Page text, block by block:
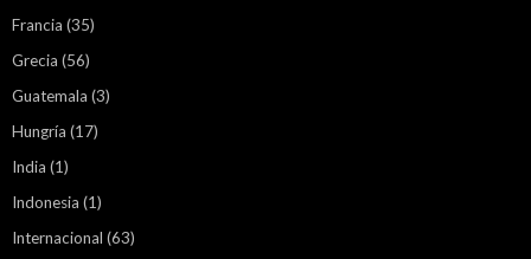
Francia (35)
Grecia (56)
Guatemala (3)
Hungría (17)
India (1)
Indonesia (1)
Internacional (63)